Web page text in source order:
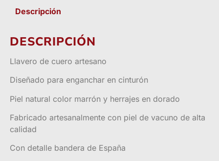
Descripción
DESCRIPCIÓN
Llavero de cuero artesano
Diseñado para enganchar en cinturón
Piel natural color marrón y herrajes en dorado
Fabricado artesanalmente con piel de vacuno de alta
calidad
Con detalle bandera de España